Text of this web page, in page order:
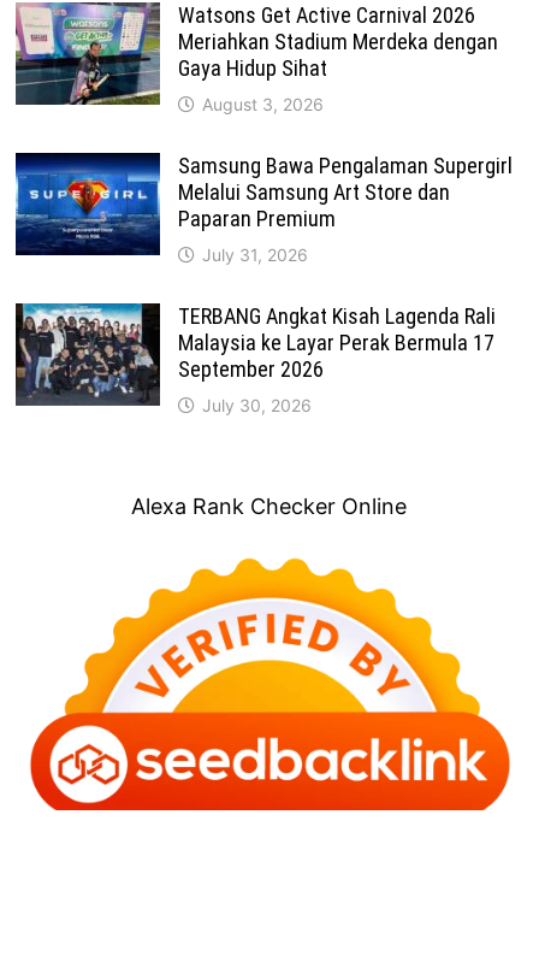
Watsons Get Active Carnival 2026
Meriahkan Stadium Merdeka dengan
Gaya Hidup Sihat
August 3, 2026
Samsung Bawa Pengalaman Supergirl
Melalui Samsung Art Store dan
Paparan Premium
July 31, 2026
TERBANG Angkat Kisah Lagenda Rali
Malaysia ke Layar Perak Bermula 17
September 2026
July 30, 2026
Alexa Rank Checker Online